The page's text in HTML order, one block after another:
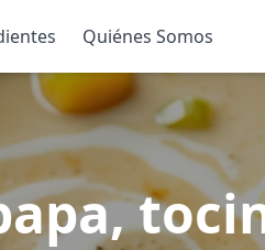
Quiénes Somos